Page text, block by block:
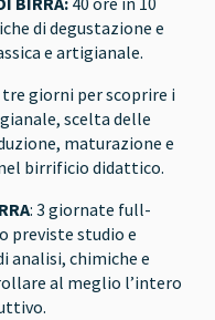
di degustazione e
e artigianale.
tre giorni per scoprire i
scelta delle
maturazione e
birrificio didattico.
: 3 giornate full-
previste studio e
analisi, chimiche e
al meglio l’intero